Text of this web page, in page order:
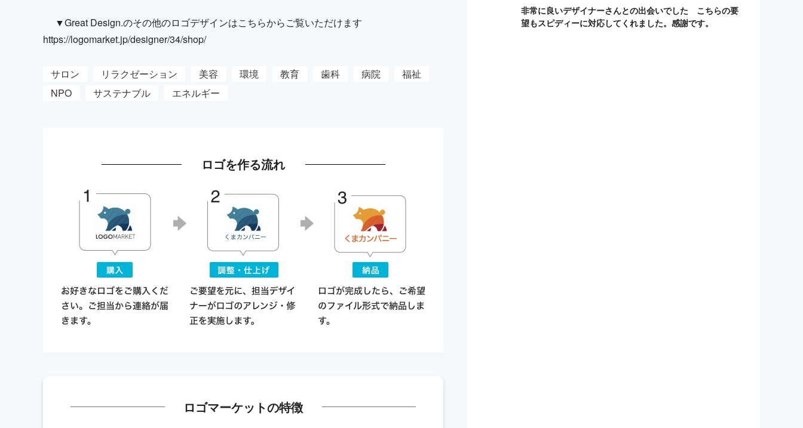
▼Great Design.のその他のロゴデザインはこちらからご覧いただけます
https://logomarket.jp/designer/34/shop/
サロン リラクゼーション 美容 環境 教育 歯科 病院
福祉
NPO
サステナブル エネルギー
ロゴを作る流れ
ロゴマーケットの特徴
非常に良いデザイナーさんとの出会いでした こちらの要
望もスピディーに対応してくれました。感謝です。